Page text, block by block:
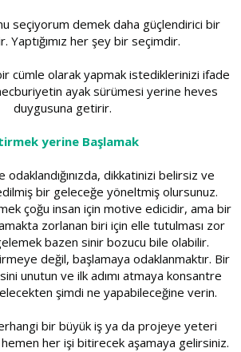
seçiyorum demek daha güçlendirici bir
Yaptığımız her şey bir seçimdir.
cümle olarak yapmak istediklerinizi ifade
ayak sürümesi yerine heves
duygusuna getirir.
yerine Başlamak
dikkatinizi belirsiz ve
bir geleceğe yöneltmiş olursunuz.
çoğu insan için motive edicidir, ama bir
zorlanan biri için elle tutulması zor
bazen sinir bozucu bile olabilir.
değil, başlamaya odaklanmaktır. Bir
unutun ve ilk adımı atmaya konsantre
şimdi ne yapabileceğine verin.
bir büyük iş ya da projeye yeteri
hemen her işi bitirecek aşamaya gelirsiniz.